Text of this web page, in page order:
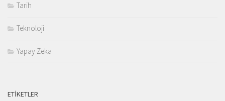
Tarih
Teknoloji
Yapay Zeka
ETIKETLER